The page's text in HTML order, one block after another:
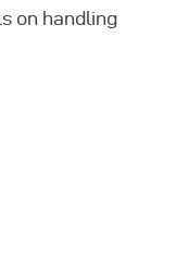
on handling